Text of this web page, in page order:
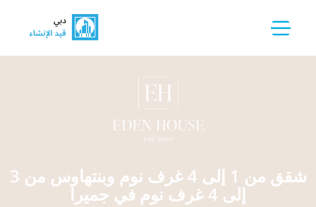
شقق من 1 إلى 4 غرف نوم وبنتهاوس من 3
إلى 4 غرف نوم في جميرا